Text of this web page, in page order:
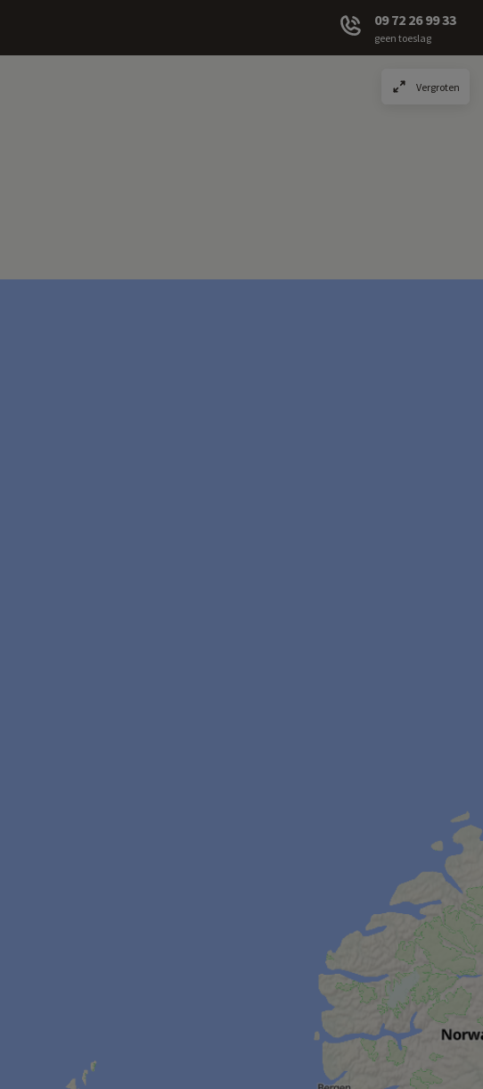
09 72 26 99 33
geen toeslag
Vergroten